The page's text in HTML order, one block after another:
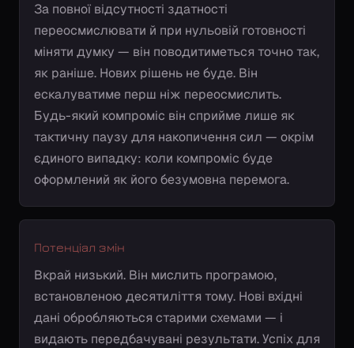
За повної відсутності здатності
переосмислювати й при нульовій готовності
міняти думку — він поводитиметься точно так,
як раніше. Нових рішень не буде. Він
ескалуватиме перш ніж переосмислить.
Будь-який компроміс він сприйме лише як
тактичну паузу для накопичення сил — окрім
єдиного випадку: коли компроміс буде
оформлений як його безумовна перемога.
Потенціал змін
Вкрай низький. Він мислить програмою,
встановленою десятиліття тому. Нові вхідні
дані обробляються старими схемами — і
видають передбачувані результати. Успіх для